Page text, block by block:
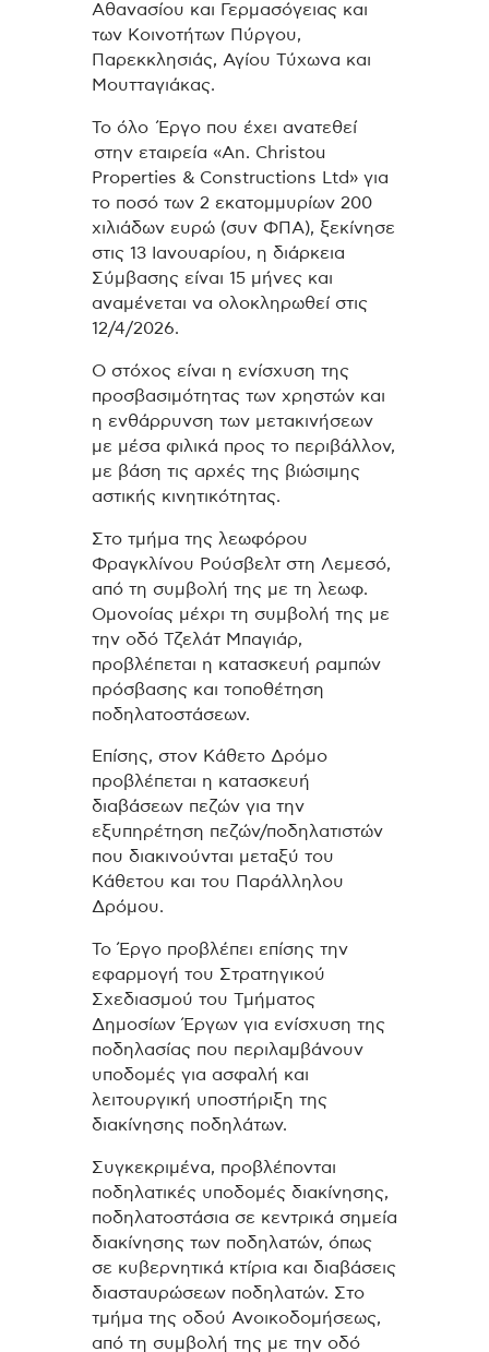
Αθανασίου και Γερμασόγειας και
των Κοινοτήτων Πύργου,
Παρεκκλησιάς, Αγίου Τύχωνα και
Μουτταγιάκας.
Το όλο Έργο που έχει ανατεθεί
στην εταιρεία «Αn. Christou
Properties & Constructions Ltd» για
το ποσό των 2 εκατομμυρίων 200
χιλιάδων ευρώ (συν ΦΠΑ), ξεκίνησε
στις 13 Ιανουαρίου, η διάρκεια
Σύμβασης είναι 15 μήνες και
αναμένεται να ολοκληρωθεί στις
12/4/2026.
Ο στόχος είναι η ενίσχυση της
προσβασιμότητας των χρηστών και
η ενθάρρυνση των μετακινήσεων
με μέσα φιλικά προς το περιβάλλον,
με βάση τις αρχές της βιώσιμης
αστικής κινητικότητας.
Στο τμήμα της λεωφόρου
Φραγκλίνου Ρούσβελτ στη Λεμεσό,
από τη συμβολή της με τη λεωφ.
Ομονοίας μέχρι τη συμβολή της με
την οδό Τζελάτ Μπαγιάρ,
προβλέπεται η κατασκευή ραμπών
πρόσβασης και τοποθέτηση
ποδηλατοστάσεων.
Επίσης, στον Κάθετο Δρόμο
προβλέπεται η κατασκευή
διαβάσεων πεζών για την
εξυπηρέτηση πεζών/ποδηλατιστών
που διακινούνται μεταξύ του
Κάθετου και του Παράλληλου
Δρόμου.
Το Έργο προβλέπει επίσης την
εφαρμογή του Στρατηγικού
Σχεδιασμού του Τμήματος
Δημοσίων Έργων για ενίσχυση της
ποδηλασίας που περιλαμβάνουν
υποδομές για ασφαλή και
λειτουργική υποστήριξη της
διακίνησης ποδηλάτων.
Συγκεκριμένα, προβλέπονται
ποδηλατικές υποδομές διακίνησης,
ποδηλατοστάσια σε κεντρικά σημεία
διακίνησης των ποδηλατών, όπως
σε κυβερνητικά κτίρια και διαβάσεις
διασταυρώσεων ποδηλατών. Στο
τμήμα της οδού Ανοικοδομήσεως,
από τη συμβολή της με την οδό